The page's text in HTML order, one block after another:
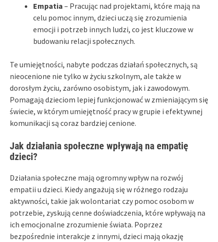
Empatia – Pracując nad projektami, które mają na
celu pomoc innym, dzieci uczą się zrozumienia
emocji i potrzeb innych ludzi, co jest kluczowe w
budowaniu relacji społecznych.
Te umiejętności, nabyte podczas działań społecznych, są
nieocenione nie tylko w życiu szkolnym, ale także w
dorosłym życiu, zarówno osobistym, jak i zawodowym.
Pomagają dzieciom lepiej funkcjonować w zmieniającym się
świecie, w którym umiejętność pracy w grupie i efektywnej
komunikacji są coraz bardziej cenione.
Jak działania społeczne wpływają na empatię
dzieci?
Działania społeczne mają ogromny wpływ na rozwój
empatii u dzieci. Kiedy angażują się w różnego rodzaju
aktywności, takie jak wolontariat czy pomoc osobom w
potrzebie, zyskują cenne doświadczenia, które wpływają na
ich emocjonalne zrozumienie świata. Poprzez
bezpośrednie interakcje z innymi, dzieci mają okazję